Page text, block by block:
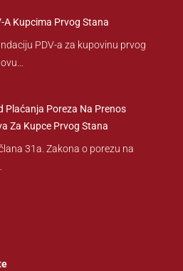
A Kupcima Prvog Stana
PDV-a za kupovinu prvog
Plaćanja Poreza Na Prenos
Za Kupce Prvog Stana
31a. Zakona o porezu na